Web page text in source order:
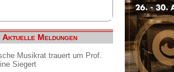
Aktuelle Meldungen
Musikrat trauert um Prof.
Siegert